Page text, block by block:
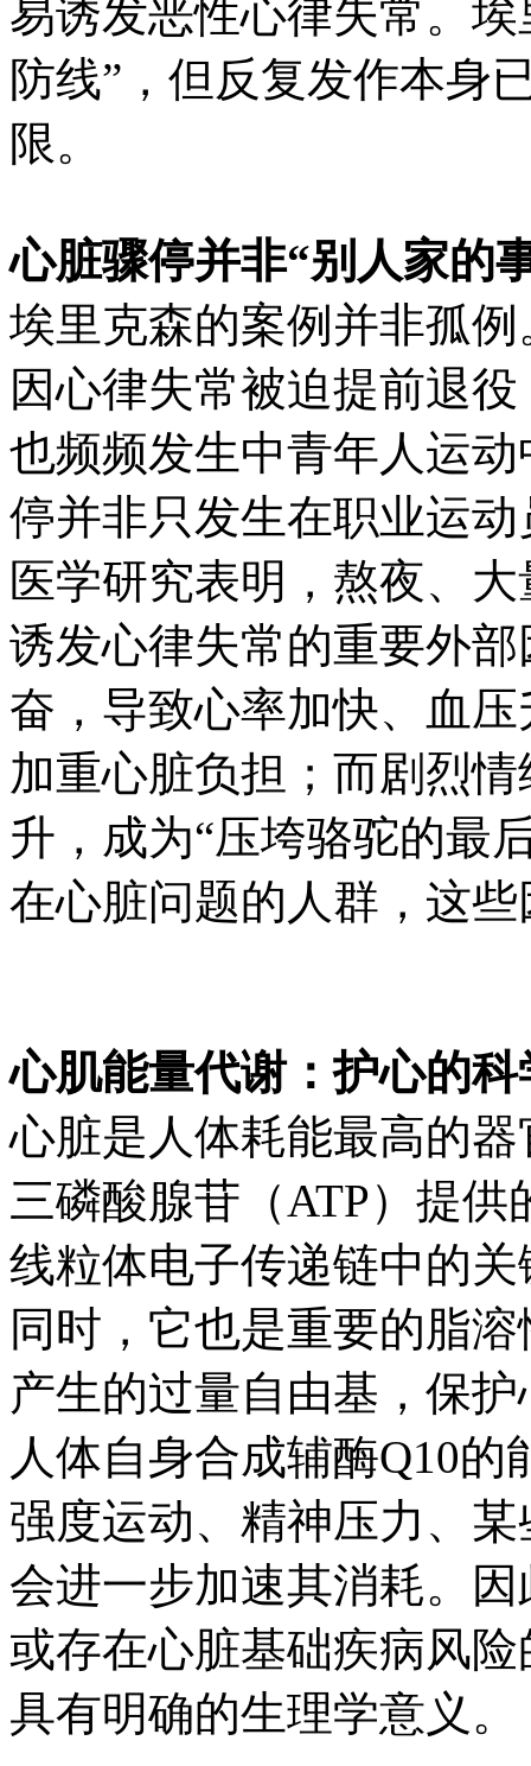
易诱发恶性心律失常。
防线”，但反复发作本身
限。
心脏骤停并非“别人家的
埃里克森的案例并非孤
因心律失常被迫提前退
也频频发生中青年人运
停并非只发生在职业运
医学研究表明，熬夜、
诱发心律失常的重要外
奋，导致心率加快、血
加重心脏负担；而剧烈
升，成为“压垮骆驼的最
在心脏问题的人群，这
心肌能量代谢：护心的科
心脏是人体耗能最高的
三磷酸腺苷（ATP）提
线粒体电子传递链中的
同时，它也是重要的脂
产生的过量自由基，保
人体自身合成辅酶Q10
强度运动、精神压力、
会进一步加速其消耗。
或存在心脏基础疾病风
具有明确的生理学意义。